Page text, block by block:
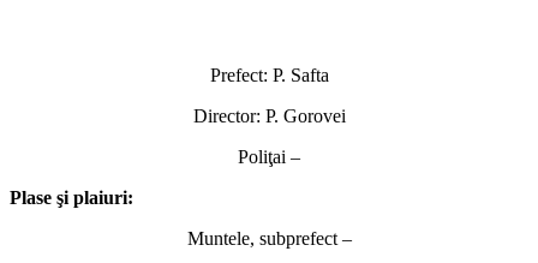
Prefect: P. Safta
Director: P. Gorovei
Poliţai –
Plase şi plaiuri:
Muntele, subprefect –